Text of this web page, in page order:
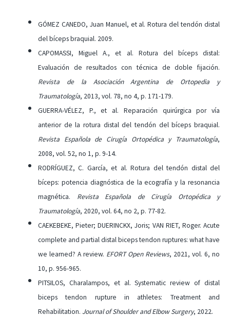
GÓMEZ CANEDO, Juan Manuel, et al. Rotura del tendón distal
del bíceps braquial. 2009.
CAPOMASSI, Miguel A., et al. Rotura del bíceps distal:
Evaluación de resultados con técnica de doble fijación.
Revista de la Asociación Argentina de Ortopedia y
Traumatología, 2013, vol. 78, no 4, p. 171-179.
GUERRA-VÉLEZ, P., et al. Reparación quirúrgica por vía
anterior de la rotura distal del tendón del bíceps braquial.
Revista Española de Cirugía Ortopédica y Traumatología,
2008, vol. 52, no 1, p. 9-14.
RODRÍGUEZ, C. García, et al. Rotura del tendón distal del
bíceps: potencia diagnóstica de la ecografía y la resonancia
magnética. Revista Española de Cirugía Ortopédica y
Traumatología, 2020, vol. 64, no 2, p. 77-82.
CAEKEBEKE, Pieter; DUERINCKX, Joris; VAN RIET, Roger. Acute
complete and partial distal biceps tendon ruptures: what have
we learned? A review. EFORT Open Reviews, 2021, vol. 6, no
10, p. 956-965.
PITSILOS, Charalampos, et al. Systematic review of distal
biceps tendon rupture in athletes: Treatment and
Rehabilitation. Journal of Shoulder and Elbow Surgery, 2022.